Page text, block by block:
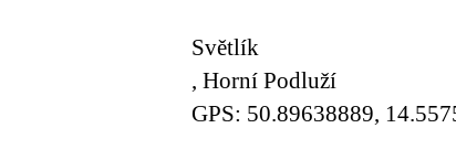
Světlík
, Horní Podluží
GPS: 50.89638889,